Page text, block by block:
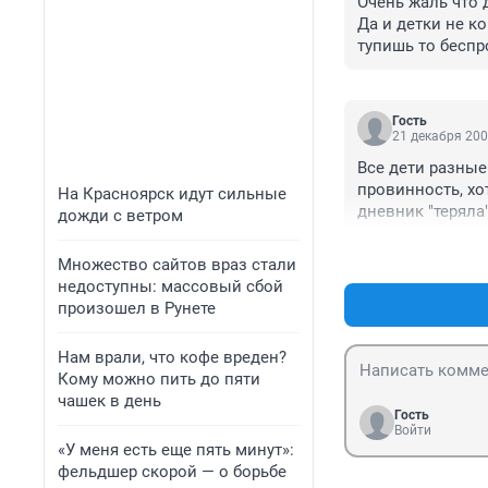
На Красноярск идут сильные
дожди с ветром
Множество сайтов враз стали
недоступны: массовый сбой
произошел в Рунете
Нам врали, что кофе вреден?
Кому можно пить до пяти
чашек в день
«У меня есть еще пять минут»:
фельдшер скорой — о борьбе
Да и детки не
тупишь то
цели.Помница
месту,потом
слушать что
Гость
21 декабря
Все дети
провинность,
дневник
одна,
всегда
адекватные
следующем
без ошибок,
собственных
воспитаешь.
Гость
Войти